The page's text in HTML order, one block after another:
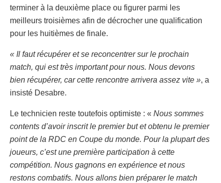
terminer à la deuxième place ou figurer parmi les
meilleurs troisièmes afin de décrocher une qualification
pour les huitièmes de finale.
« Il faut récupérer et se reconcentrer sur le prochain
match, qui est très important pour nous. Nous devons
bien récupérer, car cette rencontre arrivera assez vite », a
insisté Desabre.
Le technicien reste toutefois optimiste : « Nous sommes
contents d’avoir inscrit le premier but et obtenu le premier
point de la RDC en Coupe du monde. Pour la plupart des
joueurs, c’est une première participation à cette
compétition. Nous gagnons en expérience et nous
restons combatifs. Nous allons bien préparer le match